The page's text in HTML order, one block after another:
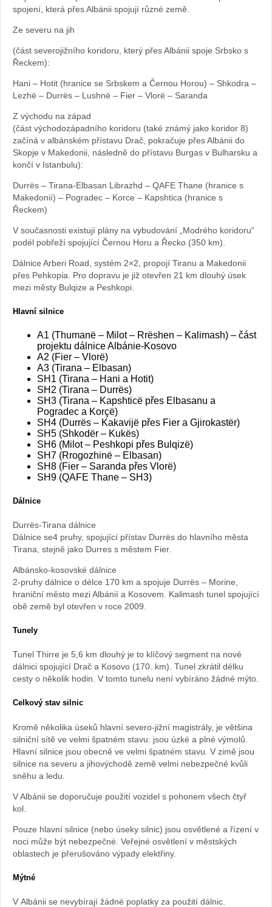
spojení, která přes Albánii spojují různé země.
Ze severu na jih
(část severojižního koridoru, který přes Albánii spoje Srbsko s
Řeckem):
Hani – Hotit (hranice se Srbskem a Černou Horou) – Shkodra –
Lezhë – Durrës – Lushnë – Fier – Vlorë – Saranda
Z východu na západ
(část východozápadního koridoru (také známý jako koridor 8)
začíná v albánském přístavu Drač, pokračuje přes Albánii do
Skopje v Makedonii, následně do přístavu Burgas v Bulharsku a
končí v Istanbulu):
Durrës – Tirana-Elbasan Librazhd – QAFE Thane (hranice s
Makedonií) – Pogradec – Korce – Kapshtica (hranice s
Řeckem)
V současnosti existují plány na vybudování „Modrého koridoru“
podél pobřeží spojující Černou Horu a Řecko (350 km).
Dálnice Arberi Road, systém 2×2, propojí Tiranu a Makedonii
přes Pehkopia. Pro dopravu je již otevřen 21 km dlouhý úsek
mezi městy Bulqize a Peshkopi.
Hlavní silnice
A1 (Thumanë – Milot – Rrëshen – Kalimash) – část
projektu dálnice Albánie-Kosovo
A2 (Fier – Vlorë)
A3 (Tirana – Elbasan)
SH1 (Tirana – Hani a Hotit)
SH2 (Tirana – Durrës)
SH3 (Tirana – Kapshticë přes Elbasanu a
Pogradec a Korçë)
SH4 (Durrës – Kakavijë přes Fier a Gjirokastër)
SH5 (Shkodër – Kukës)
SH6 (Milot – Peshkopi přes Bulqizë)
SH7 (Rrogozhinë – Elbasan)
SH8 (Fier – Saranda přes Vlorë)
SH9 (QAFE Thane – SH3)
Dálnice
Durrës-Tirana dálnice
Dálnice se4 pruhy, spojující přístav Durrës do hlavního města
Tirana, stejně jako Durres s městem Fier.
Albánsko-kosovské dálnice
2-pruhy dálnice o délce 170 km a spojuje Durrës – Morine,
hraniční město mezi Albánií a Kosovem. Kalimash tunel spojující
obě země byl otevřen v roce 2009.
Tunely
Tunel Thirre je 5,6 km dlouhý je to klíčový segment na nové
dálnici spojující Drač a Kosovo (170. km). Tunel zkrátil délku
cesty o několik hodin. V tomto tunelu není vybíráno žádné mýto.
Celkový stav silnic
Kromě několika úseků hlavní severo-jižní magistrály, je většina
silniční sítě ve velmi špatném stavu: jsou úzké a plné výmolů.
Hlavní silnice jsou obecně ve velmi špatném stavu. V zimě jsou
silnice na severu a jihovýchodě země velmi nebezpečné kvůli
sněhu a ledu.
V Albánii se doporučuje použití vozidel s pohonem všech čtyř
kol.
Pouze hlavní silnice (nebo úseky silnic) jsou osvětlené a řízení v
noci může být nebezpečné. Veřejné osvětlení v městských
oblastech je přerušováno výpady elektřiny.
Mýtné
V Albánii se nevybírají žádné poplatky za použití dálnic.